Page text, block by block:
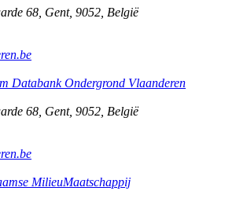
68 Gent, 9052 België
Databank Ondergrond Vlaanderen
68 Gent, 9052 België
MilieuMaatschappij